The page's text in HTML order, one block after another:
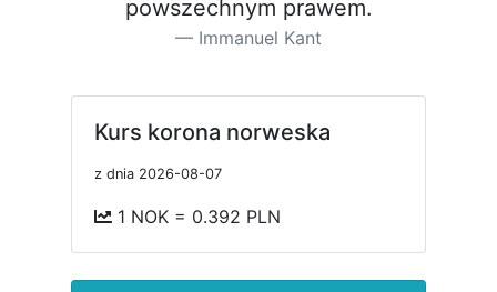
pow­szechnym prawem.
Immanuel Kant
Kurs korona norweska
z dnia 2026-08-07
1 NOK = 0.392 PLN